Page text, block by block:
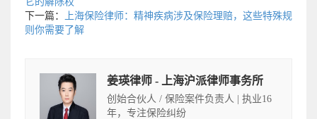
下一篇：
上海保险律师：精神疾病涉及保险理赔，这些特殊规
则你需要了解
姜瑛律师 - 上海沪派律师事务所
创始合伙人 / 保险案件负责人 | 执业16
年，专注保险纠纷